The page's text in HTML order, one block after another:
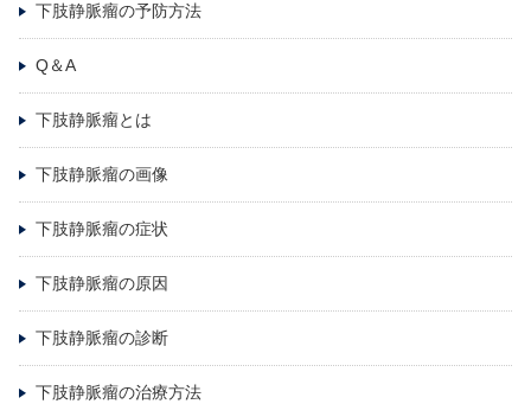
下肢静脈瘤の予防方法
Q＆A
下肢静脈瘤とは
下肢静脈瘤の画像
下肢静脈瘤の症状
下肢静脈瘤の原因
下肢静脈瘤の診断
下肢静脈瘤の治療方法